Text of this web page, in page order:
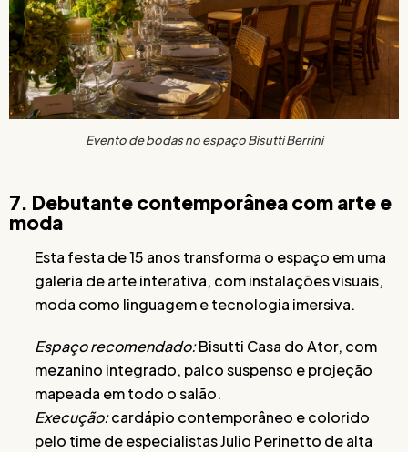
Evento de bodas no espaço Bisutti Berrini
7. Debutante contemporânea com arte e
moda
Esta festa de 15 anos transforma o espaço em uma
galeria de arte interativa, com instalações visuais,
moda como linguagem e tecnologia imersiva.
Espaço recomendado:Bisutti Casa do Ator, com
mezanino integrado, palco suspenso e projeção
mapeada em todo o salão.
Execução:cardápio contemporâneo e colorido
pelo time de especialistas Julio Perinetto de alta